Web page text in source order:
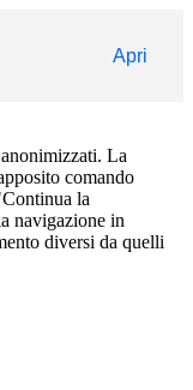
Apri
La
comando
la
navigazione in
diversi da quelli